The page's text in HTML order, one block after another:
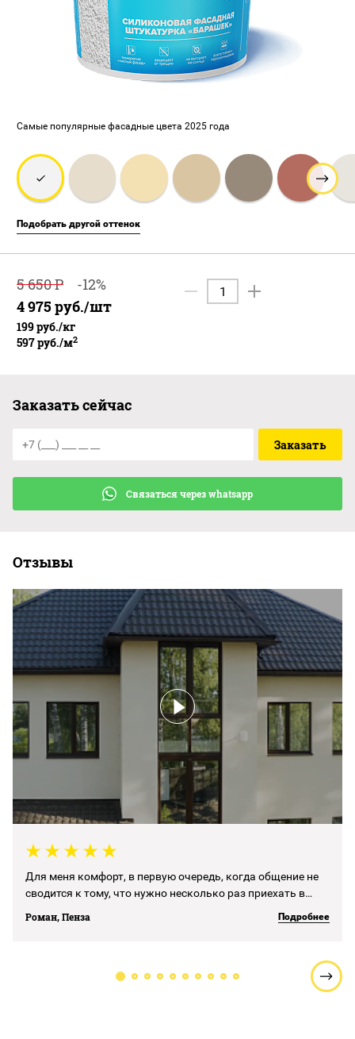
Самые популярные фасадные цвета 2025 года
Подобрать другой оттенок
5 650Р -12%
4 975руб./шт
199руб./кг
597руб./м2
Заказать сейчас
Связаться через whatsapp
Отзывы
Для меня комфорт, в первую очередь, когда общение не
сводится к тому, что нужно несколько раз приехать в
хорошо с сотрудниками компании понимали друг друга
выстроилось общение, думаю, оно было максимально
удобное и для меня, и для сотрудников компании. Не всех
Роман, Пенза Подробнее